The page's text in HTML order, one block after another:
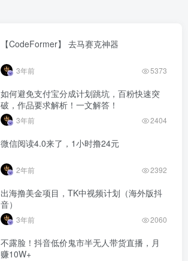
【CodeFormer】 去马赛克神器
3年前 5373
如何避免支付宝分成计划跳坑，百粉快速突
破，作品要求解析！一文解答！
3年前 2404
微信阅读4.0来了，1小时撸24元
2年前 2392
出海撸美金项目，TK中视频计划（海外版抖
音）
3年前 2060
不露脸！抖音低价鬼市半无人带货直播，月
赚10W+